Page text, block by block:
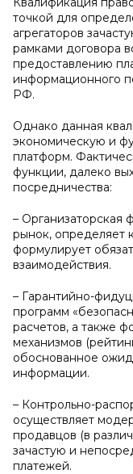
точкой для
агрегаторов
рамками договора
предоставлению
информационного
РФ.
Однако данная
экономическую и
платформ.
функции, далеко
посредничества:
– Организаторская
рынок, определяет
формулирует
взаимодействия.
– Гарантийно-
программ
расчетов, а также
механизмов
обоснованное
информации.
– Контрольно-
осуществляет
продавцов (в
зачастую и
платежей.